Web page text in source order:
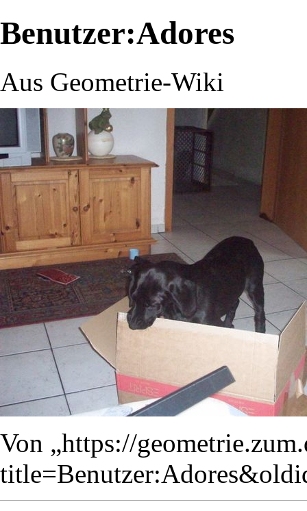
Benutzer:Adores
Aus Geometrie-Wiki
Von „https://